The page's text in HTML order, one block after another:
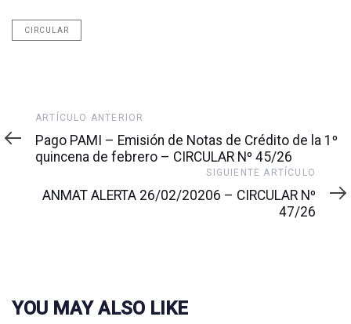
CIRCULAR
Artículo
anterior
ARTÍCULO ANTERIOR
Pago PAMI – Emisión de Notas de Crédito de la 1º
quincena de febrero – CIRCULAR Nº 45/26
artículo
SIGUIENTE ARTÍCULO
ANMAT ALERTA 26/02/20206 – CIRCULAR Nº
47/26
YOU MAY ALSO LIKE